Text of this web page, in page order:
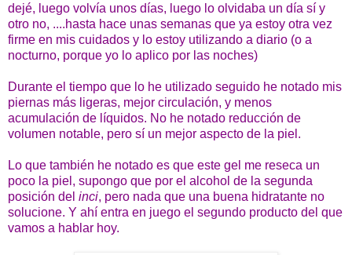
dejé, luego volvía unos días, luego lo olvidaba un día sí y
otro no, ....hasta hace unas semanas que ya estoy otra vez
firme en mis cuidados y lo estoy utilizando a diario (o a
nocturno, porque yo lo aplico por las noches)
Durante el tiempo que lo he utilizado seguido he notado mis
piernas más ligeras, mejor circulación, y menos
acumulación de líquidos. No he notado reducción de
volumen notable, pero sí un mejor aspecto de la piel.
Lo que también he notado es que este gel me reseca un
poco la piel, supongo que por el alcohol de la segunda
posición del inci, pero nada que una buena hidratante no
solucione. Y ahí entra en juego el segundo producto del que
vamos a hablar hoy.